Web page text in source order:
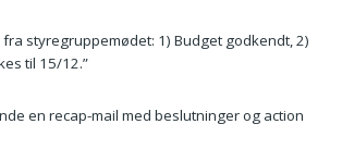
fra styregruppemødet: 1) Budget godkendt, 2)
til 15/12.”
en recap-mail med beslutninger og action